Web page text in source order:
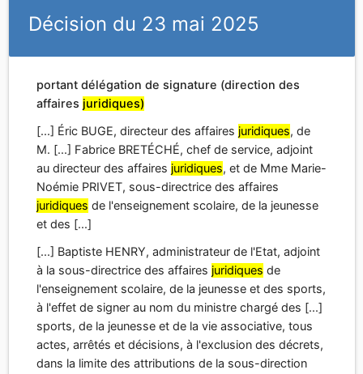
Décision du 23 mai 2025
portant délégation de signature (direction des
affaires juridiques)
[...] Éric BUGE, directeur des affaires juridiques, de
M. [...] Fabrice BRETÉCHÉ, chef de service, adjoint
au directeur des affaires juridiques, et de Mme Marie-
Noémie PRIVET, sous-directrice des affaires
juridiques de l'enseignement scolaire, de la jeunesse
et des [...]
[...] Baptiste HENRY, administrateur de l'Etat, adjoint
à la sous-directrice des affaires juridiques de
l'enseignement scolaire, de la jeunesse et des sports,
à l'effet de signer au nom du ministre chargé des [...]
sports, de la jeunesse et de la vie associative, tous
actes, arrêtés et décisions, à l'exclusion des décrets,
dans la limite des attributions de la sous-direction